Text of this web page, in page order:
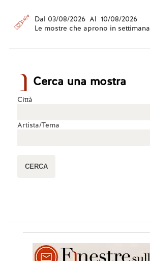
Dal 03/08/2026 Al 10/08/2026
Le mostre che aprono in settimana
Cerca una mostra
Città
Artista/Tema